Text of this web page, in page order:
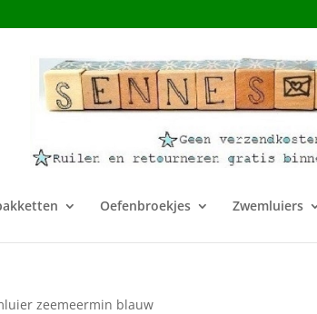
Oefenbroekjes Zwemluiers
zeemeermin blauw